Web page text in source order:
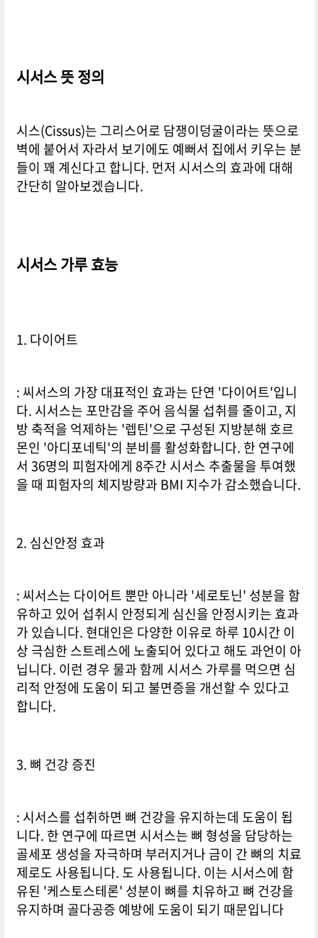
시서스 뜻 정의
시스(Cissus)는 그리스어로 담쟁이덩굴이라는 뜻으로
벽에 붙어서 자라서 보기에도 예뻐서 집에서 키우는 분
들이 꽤 계신다고 합니다. 먼저 시서스의 효과에 대해
간단히 알아보겠습니다.
시서스 가루 효능
1. 다이어트
: 씨서스의 가장 대표적인 효과는 단연 '다이어트'입니
다. 시서스는 포만감을 주어 음식물 섭취를 줄이고, 지
방 축적을 억제하는 '렙틴'으로 구성된 지방분해 호르
몬인 '아디포네틱'의 분비를 활성화합니다. 한 연구에
서 36명의 피험자에게 8주간 시서스 추출물을 투여했
을 때 피험자의 체지방량과 BMI 지수가 감소했습니다.
2. 심신안정 효과
: 씨서스는 다이어트 뿐만 아니라 '세로토닌' 성분을 함
유하고 있어 섭취시 안정되게 심신을 안정시키는 효과
가 있습니다. 현대인은 다양한 이유로 하루 10시간 이
상 극심한 스트레스에 노출되어 있다고 해도 과언이 아
닙니다. 이런 경우 물과 함께 시서스 가루를 먹으면 심
리적 안정에 도움이 되고 불면증을 개선할 수 있다고
합니다.
3. 뼈 건강 증진
: 시서스를 섭취하면 뼈 건강을 유지하는데 도움이 됩
니다. 한 연구에 따르면 시서스는 뼈 형성을 담당하는
골세포 생성을 자극하며 부러지거나 금이 간 뼈의 치료
제로도 사용됩니다. 도 사용됩니다. 이는 시서스에 함
유된 '케스토스테론' 성분이 뼈를 치유하고 뼈 건강을
유지하며 골다공증 예방에 도움이 되기 때문입니다